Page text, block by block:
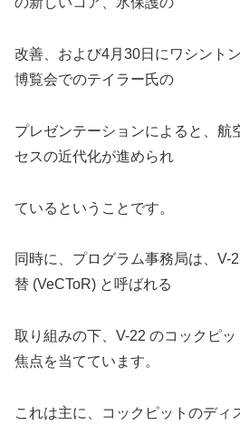
改善、および4月30日にワシント
博覧会でのテイラー氏の
プレゼンテーションによると、航
セスの近代化が進められ
ているということです。
同時に、プログラム事務局は、V-
替 (VeCToR) と呼ばれる
取り組みの下、V-22 のコックピ
焦点を当てています。
これは主に、コックピットのディ